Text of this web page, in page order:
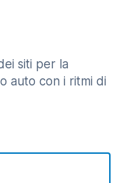
siti per la
auto con i ritmi di